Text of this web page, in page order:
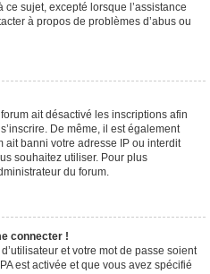
sujet, excepté lorsque l’assistance
à propos de problèmes d’abus ou
ait désactivé les inscriptions afin
De même, il est également
ait banni votre adresse IP ou interdit
souhaitez utiliser. Pour plus
du forum.
connecter !
et votre mot de passe soient
est activée et que vous avez spécifié